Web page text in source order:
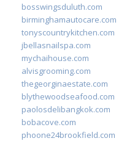
bosswingsduluth.com
birminghamautocare.com
tonyscountrykitchen.com
jbellasnailspa.com
mychaihouse.com
alvisgrooming.com
thegeorginaestate.com
blythewoodseafood.com
paolosdelibangkok.com
bobacove.com
phoone24brookfield.com